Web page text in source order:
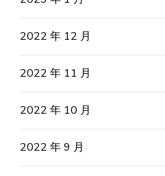
2022 年 12 月
2022 年 11 月
2022 年 10 月
2022 年 9 月